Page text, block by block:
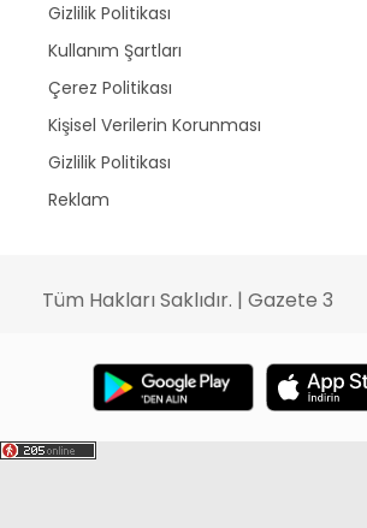
Gizlilik Politikası
Kullanım Şartları
Çerez Politikası
Kişisel Verilerin Korunması
Gizlilik Politikası
Reklam
Tüm Hakları Saklıdır. | Gazete 3